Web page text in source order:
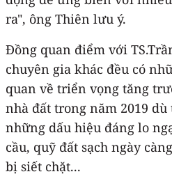
ra", ông Thiên lưu ý.
Đồng quan điểm với
chuyên gia khác đều có
quan về triển vọng tăng
nhà đất trong năm 2019
những dấu hiệu đáng lo
cầu, quỹ đất sạch ngày
bị siết chặt...